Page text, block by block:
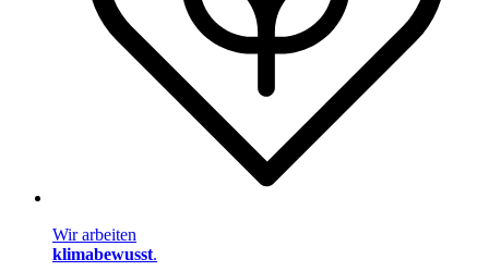
Wir arbeiten
klimabewusst.